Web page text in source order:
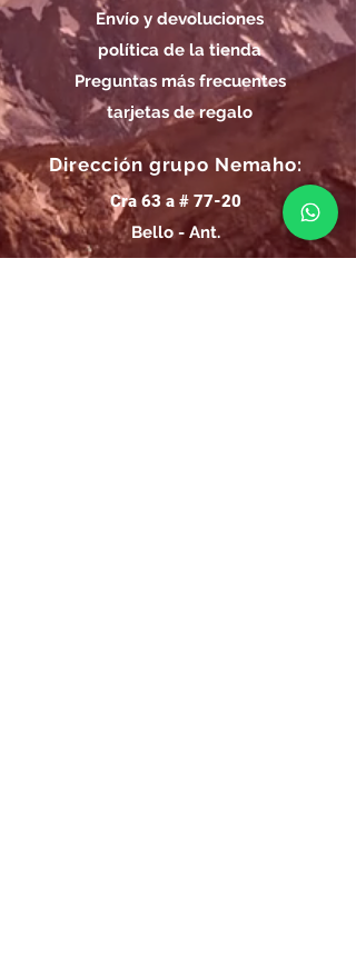
Envío y devoluciones
política de la tienda
Preguntas más frecuentes
tarjetas de regalo
Dirección grupo Nemaho:
Cra 63 a # 77-20
Bello - Ant.